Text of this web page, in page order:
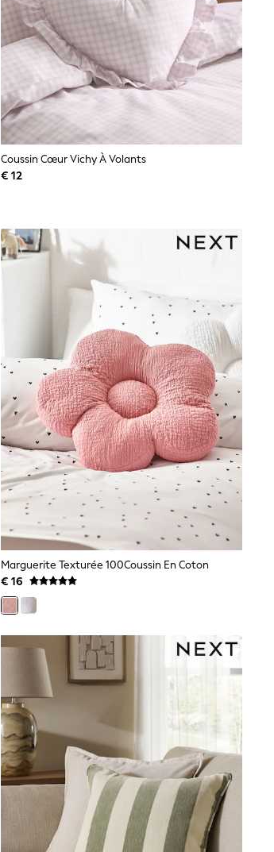
Coussin Cœur Vichy À Volants
€ 12
Marguerite Texturée 100Coussin En Coton
€ 16